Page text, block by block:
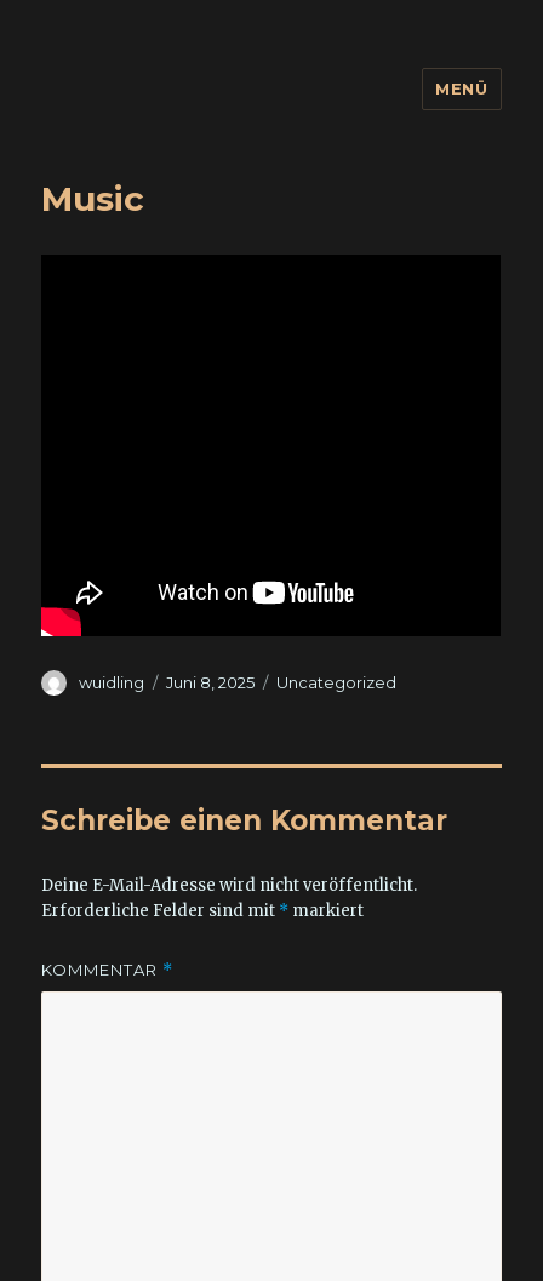
MENÜ
Music
Autor
wuidling
Veröffentlicht
Juni 8, 2025 Kategorien
Uncategorized
Schreibe einen Kommentar
Deine E-Mail-Adresse wird nicht veröffentlicht.
Erforderliche Felder sind mit * markiert
KOMMENTAR *